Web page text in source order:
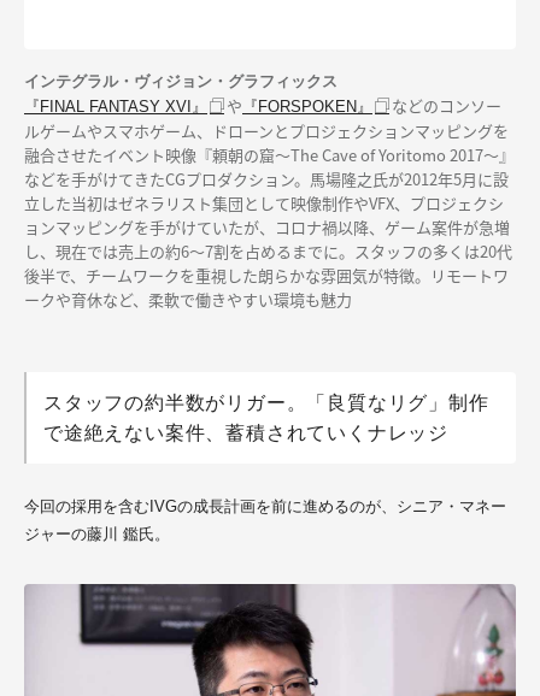
インテグラル・ヴィジョン・グラフィックス
『FINAL FANTASY XVI』
や 『FORSPOKEN』
などのコンソー
ルゲームやスマホゲーム、ドローンとプロジェクションマッピングを
融合させたイベント映像『頼朝の窟～The Cave of Yoritomo 2017～』
などを手がけてきたCGプロダクション。馬場隆之氏が2012年5月に設
立した当初はゼネラリスト集団として映像制作やVFX、プロジェクシ
ョンマッピングを手がけていたが、コロナ禍以降、ゲーム案件が急増
し、現在では売上の約6～7割を占めるまでに。スタッフの多くは20代
後半で、チームワークを重視した朗らかな雰囲気が特徴。リモートワ
ークや育休など、柔軟で働きやすい環境も魅力
スタッフの約半数がリガー。「良質なリグ」制作
で途絶えない案件、蓄積されていくナレッジ
今回の採用を含むIVGの成長計画を前に進めるのが、シニア・マネー
ジャーの藤川 鑑氏。